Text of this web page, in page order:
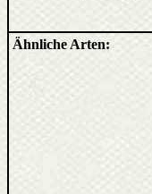
Ähnliche Arten: